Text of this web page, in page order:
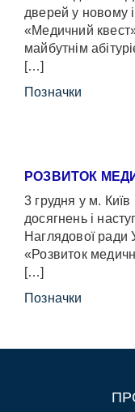
дверей у новому
«Медичний
майбутнім
[…]
Позначки
РОЗВИТОК
3 грудня у м.
досягнень і
Наглядової ради
«Розвиток
[…]
Позначки